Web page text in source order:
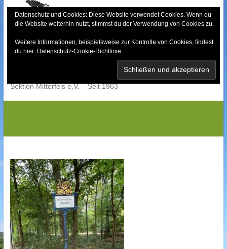
content
Bayerischer Wald-
Sektion Mitterfels e.V. – Seit 1963
Datenschutz und Cookies: Diese Website verwendet Cookies. Wenn du
die Website weiterhin nutzt, stimmst du der Verwendung von Cookies zu.
Weitere Informationen, beispielsweise zur Kontrolle von Cookies, findest
du hier: Datenschutz-Cookie-Richtlinie